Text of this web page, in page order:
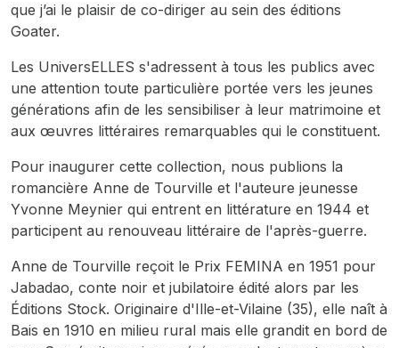
que j’ai le plaisir de co-diriger au sein des éditions
Goater.
Les UniversELLES s'adressent à tous les publics avec
une attention toute particulière portée vers les jeunes
générations afin de les sensibiliser à leur matrimoine et
aux œuvres littéraires remarquables qui le constituent.
Pour inaugurer cette collection, nous publions la
romancière Anne de Tourville et l'auteure jeunesse
Yvonne Meynier qui entrent en littérature en 1944 et
participent au renouveau littéraire de l'après-guerre.
Anne de Tourville reçoit le Prix FEMINA en 1951 pour
Jabadao, conte noir et jubilatoire édité alors par les
Éditions Stock. Originaire d'Ille-et-Vilaine (35), elle naît à
Bais en 1910 en milieu rural mais elle grandit en bord de